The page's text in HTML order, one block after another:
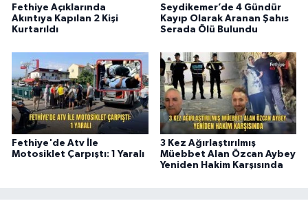
Fethiye Açıklarında
Akıntıya Kapılan 2 Kişi
Kurtarıldı
Seydikemer’de 4 Gündür
Kayıp Olarak Aranan Şahıs
Serada Ölü Bulundu
Fethiye'de Atv İle
Motosiklet Çarpıştı: 1 Yaralı
3 Kez Ağırlaştırılmış
Müebbet Alan Özcan Aybey
Yeniden Hakim Karşısında